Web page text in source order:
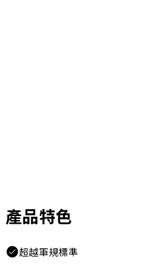
產品特色
超越軍規標準